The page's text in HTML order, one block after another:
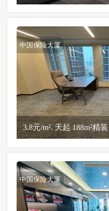
中国保险大厦
3.8元/m². 天起 188m²精装
中国保险大厦